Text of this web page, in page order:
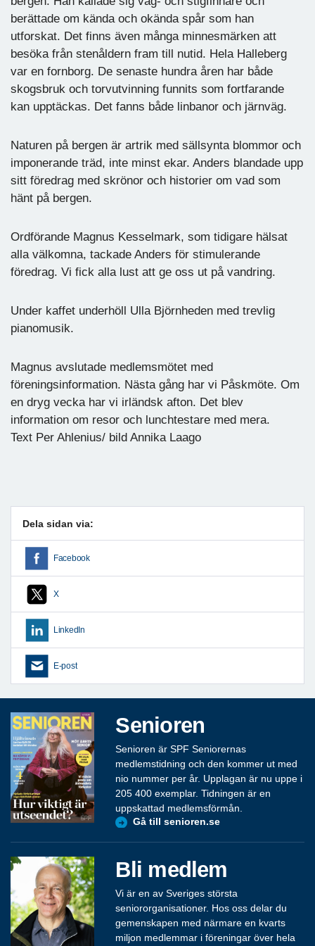
berättade om kända och okända spår som han
utforskat. Det finns även många minnesmärken att
besöka från stenåldern fram till nutid. Hela Halleberg
var en fornborg. De senaste hundra åren har både
skogsbruk och torvutvinning funnits som fortfarande
kan upptäckas. Det fanns både linbanor och järnväg.
Naturen på bergen är artrik med sällsynta blommor och
imponerande träd, inte minst ekar. Anders blandade upp
sitt föredrag med skrönor och historier om vad som
hänt på bergen.
Ordförande Magnus Kesselmark, som tidigare hälsat
alla välkomna, tackade Anders för stimulerande
föredrag. Vi fick alla lust att ge oss ut på vandring.
Under kaffet underhöll Ulla Björnheden med trevlig
pianomusik.
Magnus avslutade medlemsmötet med
föreningsinformation. Nästa gång har vi Påskmöte. Om
en dryg vecka har vi irländsk afton. Det blev
information om resor och lunchtestare med mera.
Text Per Ahlenius/ bild Annika Laago
Dela sidan via:
Facebook
X
LinkedIn
E-post
Senioren
Senioren är SPF Seniorernas
medlemstidning och den kommer ut med
nio nummer per år. Upplagan är nu uppe i
205 400 exemplar. Tidningen är en
uppskattad medlemsförmån.
Gå till senioren.se
Bli medlem
Vi är en av Sveriges största
seniororganisationer. Hos oss delar du
gemenskapen med närmare en kvarts
miljon medlemmar i föreningar över hela